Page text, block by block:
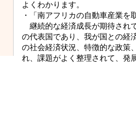
よくわかります。
・「南アフリカの自動車産業を
継続的な経済成長が期待され
の代表国であり、我が国との経
の社会経済状況、特徴的な政策
れ、課題がよく整理されて、発